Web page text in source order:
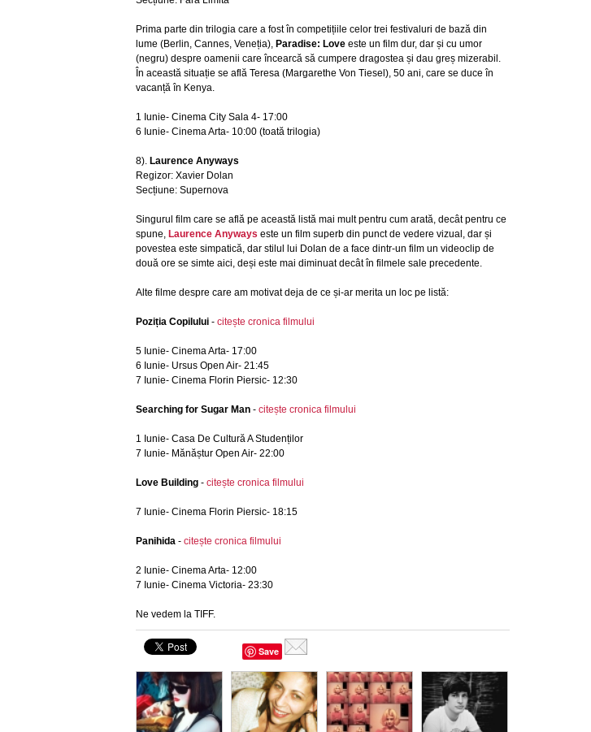
Prima parte din trilogia care a fost în competițiile celor trei festivaluri de bază din
lume (Berlin, Cannes, Veneția), Paradise: Love este un film dur, dar și cu umor
(negru) despre oamenii care încearcă să cumpere dragostea și dau greș mizerabil.
În această situație se află Teresa (Margarethe Von Tiesel), 50 ani, care se duce în
vacanță în Kenya.
1 Iunie- Cinema City Sala 4- 17:00
6 Iunie- Cinema Arta- 10:00 (toată trilogia)
8). Laurence Anyways
Regizor: Xavier Dolan
Secțiune: Supernova
Singurul film care se află pe această listă mai mult pentru cum arată, decât pentru ce
spune, Laurence Anyways este un film superb din punct de vedere vizual, dar și
povestea este simpatică, dar stilul lui Dolan de a face dintr-un film un videoclip de
două ore se simte aici, deși este mai diminuat decât în filmele sale precedente.
Alte filme despre care am motivat deja de ce și-ar merita un loc pe listă:
Poziția Copilului - citește cronica filmului
5 Iunie- Cinema Arta- 17:00
6 Iunie- Ursus Open Air- 21:45
7 Iunie- Cinema Florin Piersic- 12:30
Searching for Sugar Man - citește cronica filmului
1 Iunie- Casa De Cultură A Studenților
7 Iunie- Mănăștur Open Air- 22:00
Love Building - citește cronica filmului
7 Iunie- Cinema Florin Piersic- 18:15
Panihida - citește cronica filmului
2 Iunie- Cinema Arta- 12:00
7 Iunie- Cinema Victoria- 23:30
Ne vedem la TIFF.
Save